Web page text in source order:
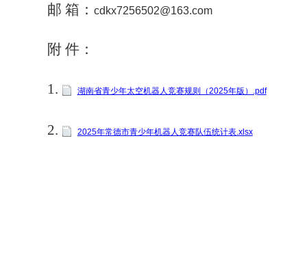
邮 箱： cdkx7256502@163.com
附 件：
1. 湖南省青少年太空机器人竞赛规则（2025年版）.pdf
2. 2025年常德市青少年机器人竞赛队伍统计表.xlsx